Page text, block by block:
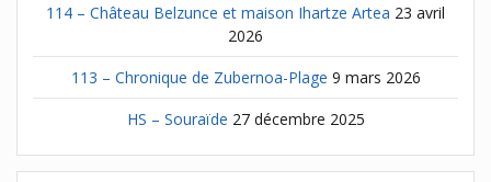
114 – Château Belzunce et maison Ihartze Artea 23 avril
2026
113 – Chronique de Zubernoa-Plage 9 mars 2026
HS – Souraïde 27 décembre 2025